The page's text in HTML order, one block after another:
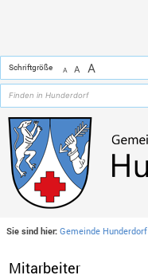
Schriftgröße A A A
Sie sind hier: Gemeinde Hunderdorf
Mitarbeiter